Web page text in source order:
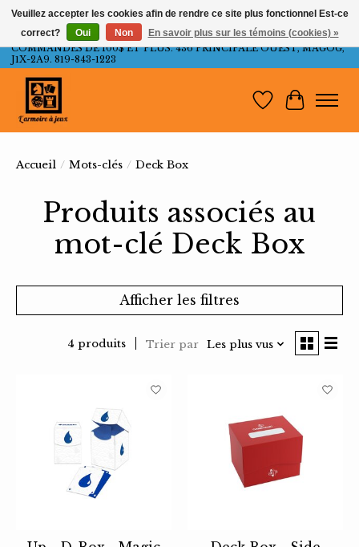
LIVRAISON GRATUITE AU QUÉBEC ET ONTARIO POUR LES
COMMANDES DE 100$ ET PLUS. 436 PRINCIPALE OUEST, MAGOG,
J1X-2A9. 819-843-1223
Liste dePanier
Accueil / Mots-clés / Deck Box
Produits associés au
mot-clé Deck Box
Afficher les filtres
4 produits Trier par Les plus vus
Veuillez accepter les cookies afin de rendre ce site plus fonctionnel Est-ce
correct?
Oui Non En savoir plus sur les témoins (cookies) »